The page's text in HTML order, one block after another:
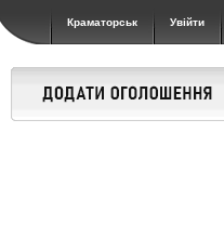
Краматорськ Увійти